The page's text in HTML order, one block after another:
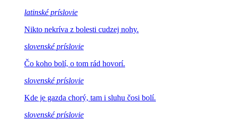
latinské príslovie
Nikto nekríva z bolesti cudzej nohy.
slovenské príslovie
Čo koho bolí, o tom rád hovorí.
slovenské príslovie
Kde je gazda chorý, tam i sluhu čosi bolí.
slovenské príslovie